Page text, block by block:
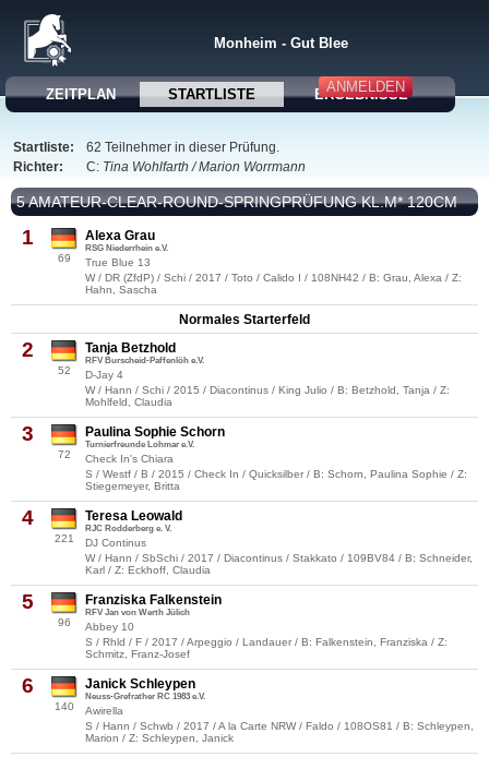
ANMELDEN
Monheim - Gut Blee
ZEITPLAN STARTLISTE ERGEBNISSE
Startliste:
62 Teilnehmer in dieser Prüfung.
Richter:
C: Tina Wohlfarth / Marion Worrmann
5 AMATEUR-CLEAR-ROUND-SPRINGPRÜFUNG KL.M* 120CM
1
69
Alexa Grau
RSG Niederrhein e.V.
True Blue 13
W / DR (ZfdP) / Schi / 2017 / Toto / Calido I / 108NH42 / B: Grau, Alexa / Z:
Hahn, Sascha
Normales Starterfeld
2
52
Tanja Betzhold
RFV Burscheid-Paffenlöh e.V.
D-Jay 4
W / Hann / Schi / 2015 / Diacontinus / King Julio / B: Betzhold, Tanja / Z:
Mohlfeld, Claudia
3
72
Paulina Sophie Schorn
Turnierfreunde Lohmar e.V.
Check In's Chiara
S / Westf / B / 2015 / Check In / Quicksilber / B: Schorn, Paulina Sophie / Z:
Stiegemeyer, Britta
4
221
Teresa Leowald
RJC Rodderberg e. V.
DJ Continus
W / Hann / SbSchi / 2017 / Diacontinus / Stakkato / 109BV84 / B: Schneider,
Karl / Z: Eckhoff, Claudia
5
96
Franziska Falkenstein
RFV Jan von Werth Jülich
Abbey 10
S / Rhld / F / 2017 / Arpeggio / Landauer / B: Falkenstein, Franziska / Z:
Schmitz, Franz-Josef
6
140
Janick Schleypen
Neuss-Grefrather RC 1983 e.V.
Awirella
S / Hann / Schwb / 2017 / A la Carte NRW / Faldo / 108OS81 / B: Schleypen,
Marion / Z: Schleypen, Janick